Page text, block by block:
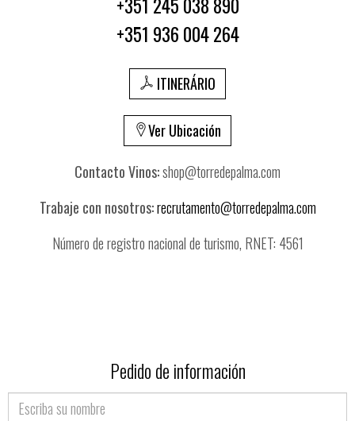
+351 245 038 890
+351 936 004 264
ITINERÁRIO
Ver Ubicación
Contacto Vinos:shop@torredepalma.com
Trabaje con nosotros:recrutamento@torredepalma.com
Número de registro nacional de turismo, RNET: 4561
Pedido de información
Nombre